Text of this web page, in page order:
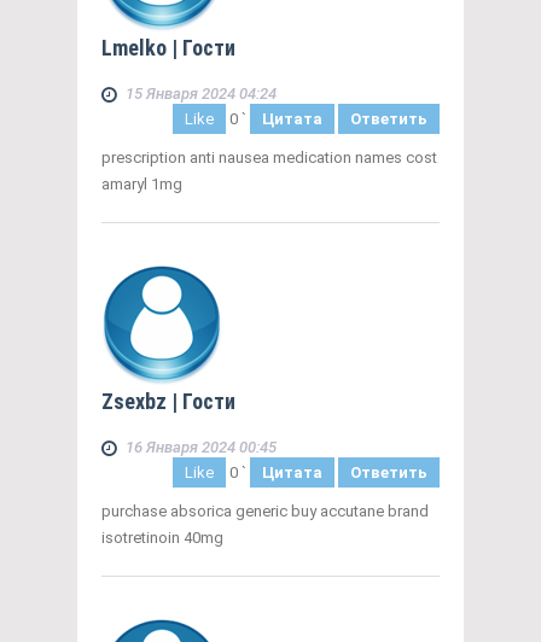
Lmelko | Гости
15 Января 2024 04:24
Like
0 ` Цитата Ответить
prescription anti nausea medication names cost
amaryl 1mg
Zsexbz | Гости
16 Января 2024 00:45
Like
0 ` Цитата Ответить
purchase absorica generic buy accutane brand
isotretinoin 40mg